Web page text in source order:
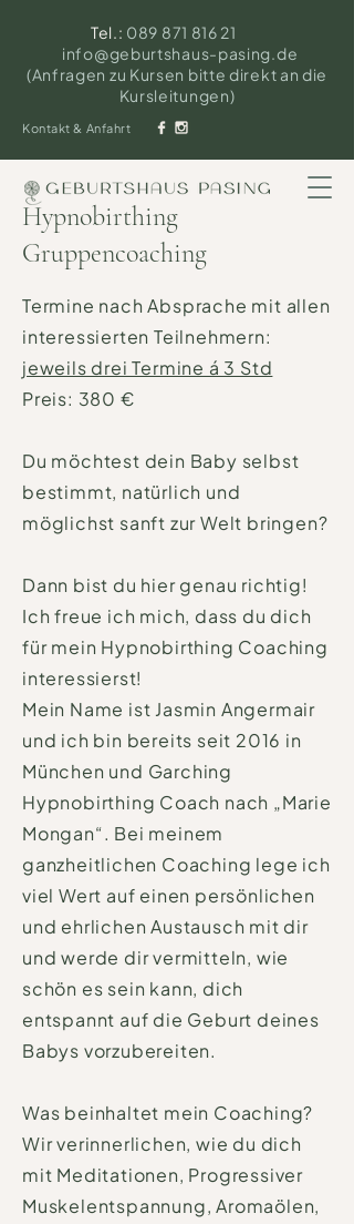
Tel.: 089 871 816 21
info@geburtshaus-pasing.de
(Anfragen zu Kursen bitte direkt an die
Kursleitungen)
Kontakt & Anfahrt
Hypnobirthing
Gruppencoaching
Termine nach Absprache mit allen
interessierten Teilnehmern:
jeweils drei Termine á 3 Std
Preis: 380 €
Du möchtest dein Baby selbst
bestimmt, natürlich und
möglichst sanft zur Welt bringen?
Dann bist du hier genau richtig!
Ich freue ich mich, dass du dich
für mein Hypnobirthing Coaching
interessierst!
Mein Name ist Jasmin Angermair
und ich bin bereits seit 2016 in
München und Garching
Hypnobirthing Coach nach „Marie
Mongan“. Bei meinem
ganzheitlichen Coaching lege ich
viel Wert auf einen persönlichen
und ehrlichen Austausch mit dir
und werde dir vermitteln, wie
schön es sein kann, dich
entspannt auf die Geburt deines
Babys vorzubereiten.
Was beinhaltet mein Coaching?
Wir verinnerlichen, wie du dich
mit Meditationen, Progressiver
Muskelentspannung, Aromaölen,